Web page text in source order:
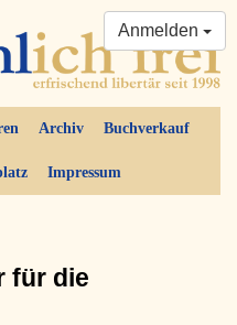
Archiv Buchverkauf
Impressum
Anmelden
für die